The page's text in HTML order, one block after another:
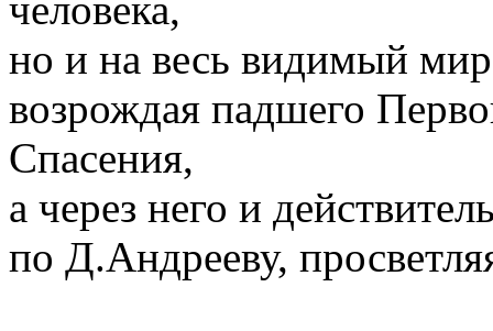
человека,
но и на весь видимый
возрождая падшего
Спасения,
а через него и
по Д.Андрееву,